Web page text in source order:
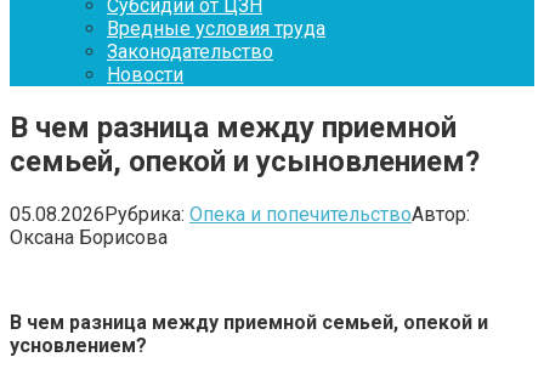
Субсидии от ЦЗН
Вредные условия труда
Законодательство
Новости
В чем разница между приемной
семьей, опекой и усыновлением?
05.08.2026Рубрика: Опека и попечительствоАвтор:
Оксана Борисова
В чем разница между приемной семьей, опекой и
усновлением?